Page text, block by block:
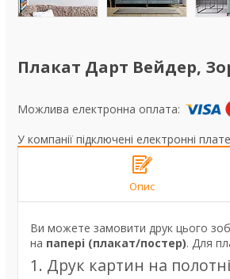
Плакат Дарт Вейдер,
У компанії підключені електронні
Опис
Ви можете замовити друк цього
на папері (плакат/постер). Для
1. Друк картин на